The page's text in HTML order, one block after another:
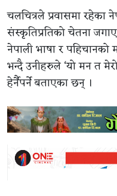
चलचित्रले प्रवासमा रहेका
संस्कृतिप्रतिको चेतना
नेपाली भाषा र
भन्दै उनीहरुले ‘यो मन त
हेर्नैपर्ने बताएका छन् ।